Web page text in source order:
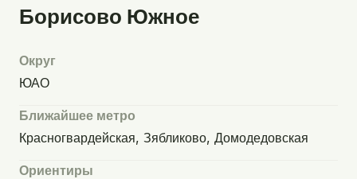
Борисово Южное
Округ
ЮАО
Ближайшее метро
Красногвардейская, Зябликово, Домодедовская
Ориентиры